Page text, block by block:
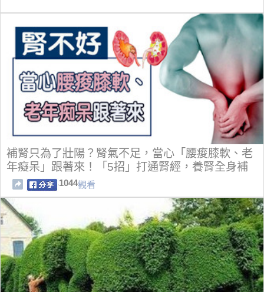
補腎只為了壯陽？腎氣不足，當心「腰痠膝軟、老
年癡呆」跟著來！「5招」打通腎經，養腎全身補
1044觀看